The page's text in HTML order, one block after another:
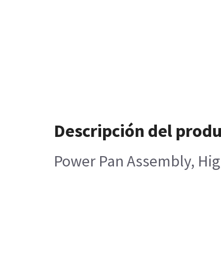
Descripción del
Power Pan Assembly,